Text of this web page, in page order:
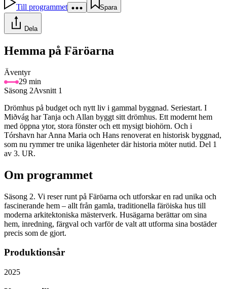
Till programmet Spara
Dela
Hemma på Färöarna
Äventyr
29 min
Säsong 2Avsnitt 1
Drömhus på budget och nytt liv i gammal byggnad. Seriestart. I
Miðvág har Tanja och Allan byggt sitt drömhus. Ett modernt hem
med öppna ytor, stora fönster och ett mysigt biohörn. Och i
Tórshavn har Anna Maria och Hans renoverat en historisk byggnad,
som nu rymmer tre unika lägenheter där historia möter nutid. Del 1
av 3. UR.
Om programmet
Säsong 2. Vi reser runt på Färöarna och utforskar en rad unika och
fascinerande hem – allt från gamla, traditionella färöiska hus till
moderna arkitektoniska mästerverk. Husägarna berättar om sina
hem, inredning, färgval och varför de valt att utforma sina bostäder
precis som de gjort.
Produktionsår
2025